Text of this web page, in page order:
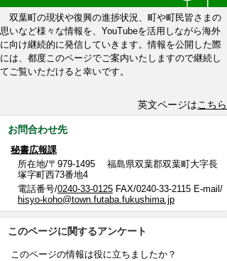
双葉町の現状や復興の進捗状況、町や町民皆さまの
思いなど様々な情報を、YouTubeを活用しながら海外
に向け継続的に発信していきます。情報を公開した際
には、都度このページでご案内いたしますので継続し
てご覧いただけると幸いです。
英文ページはこちら
お問合わせ先
秘書広報課
所在地/〒979-1495 福島県双葉郡双葉町大字長
塚字町西73番地4
電話番号/0240-33-0125 FAX/0240-33-2115 E-mail/
hisyo-koho@town.futaba.fukushima.jp
このページに関するアンケート
このページの情報は役に立ちましたか？